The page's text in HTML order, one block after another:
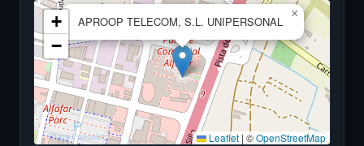
APROOP TELECOM, S.L. UNIPERSONAL
×
+
−
Leaflet | ©OpenStreetMap